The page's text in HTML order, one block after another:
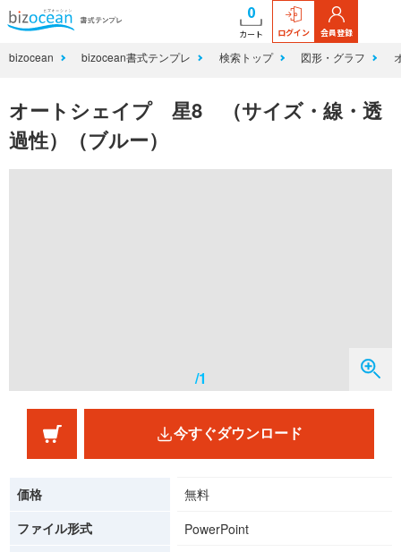
0
カート ログイン 会員登録
bizocean bizocean書式テンプレ 検索トップ 図形・グラフ
オートシェイプ 星8 （サイズ・線・透
過性）（ブルー）
/1
今すぐダウンロード
価格
無料
ファイル形式
PowerPoint